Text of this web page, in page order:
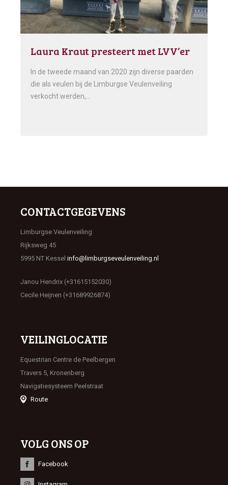
Laura Kraut presteert met LVV’er
In de tweede maand van 2020 zijn diverse paarden
die als veulen bij de Limburgse Veulenveiling
verkocht werden,…
CONTACTGEGEVENS
Limburgse Veulenveiling
Rijksweg 45
5995 NT Kessel info@limburgseveulenveiling.nl
Janou Hendrix (+31615152030)
Cecile Heijnen (+31689926874)
VEILINGLOCATIE
Equestrian Centre de Peelbergen
Travers 5, Kronenberg
Navigatiesysteem Peelstraat
Route
VOLG ONS OP
Facebook